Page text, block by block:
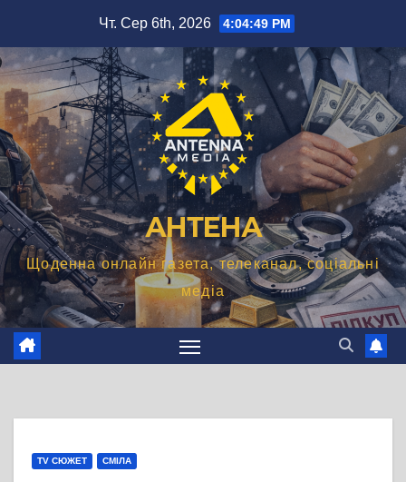
вмісту
Чт. Сер 6th, 2026 4:04:50 PM
АНТЕНА
Щоденна онлайн газета, телеканал, соціальні
медіа
TV СЮЖЕТ СМІЛА